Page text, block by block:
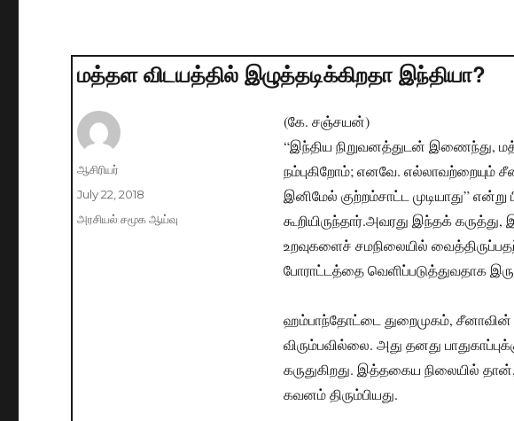
மத்தள விடயத்தில் இழுத்தடிக்கிறதா இந்தியா?
(கே. சஞ்சயன்)
“இந்திய நிறுவனத்துடன் இணைந்து,
நம்புகிறோம்; எனவே. எல்லாவற்றையும்
இனிமேல் குற்றம்சாட்ட முடியாது”
கூறியிருந்தார்.அவரது இந்தக் கருத்து,
உறவுகளைச் சமநிலையில்
போராட்டத்தை வெளிப்படுத்துவதாக
ஹம்பாந்தோட்டை துறைமுகம்,
விரும்பவில்லை. அது தனது
கருதுகிறது. இத்தகைய நிலையில்
கவனம் திரும்பியது.
Author
ஆசிரியர்
Posted
on
July 22, 2018
Categories
அரசியல் சமூக ஆய்வு